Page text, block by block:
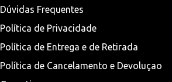
Dúvidas Frequentes
Política de Privacidade
Política de Entrega e de Retirada
Política de Cancelamento e Devoluçao